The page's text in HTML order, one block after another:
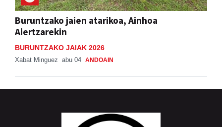
Buruntzako jaien atarikoa, Ainhoa
Aiertzarekin
BURUNTZAKO JAIAK 2026
Xabat Minguez abu 04 ANDOAIN